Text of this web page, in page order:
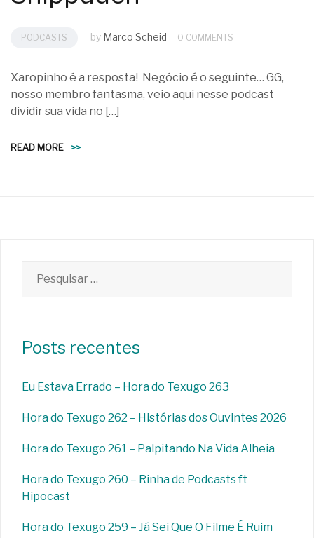
PODCASTS by Marco Scheid 0 COMMENTS
Xaropinho é a resposta! Negócio é o seguinte… GG,
nosso membro fantasma, veio aqui nesse podcast
dividir sua vida no […]
READ MORE >>
por:
Posts recentes
Eu Estava Errado – Hora do Texugo 263
Hora do Texugo 262 – Histórias dos Ouvintes 2026
Hora do Texugo 261 – Palpitando Na Vida Alheia
Hora do Texugo 260 – Rinha de Podcasts ft
Hipocast
Hora do Texugo 259 – Já Sei Que O Filme É Ruim